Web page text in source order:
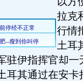
拉克
行情
土耳
驻伊指挥官却一
耳其通过在安卡